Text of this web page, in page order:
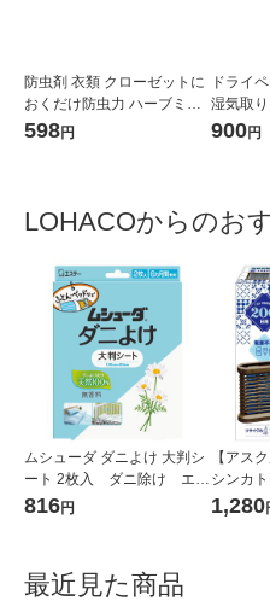
防虫剤 衣類 クローゼットに
おくだけ防虫力 ハーブミン
トの香り 1個 アース製薬
598円
ドライ
湿気取
イプ
900円
LOHACOからのお
ムシューダ ダニよけ 大判シ
ート 2枚入 ダニ除け エス
テー
816円
【アス
シンカ
取り 電
1,280
最近見た商品